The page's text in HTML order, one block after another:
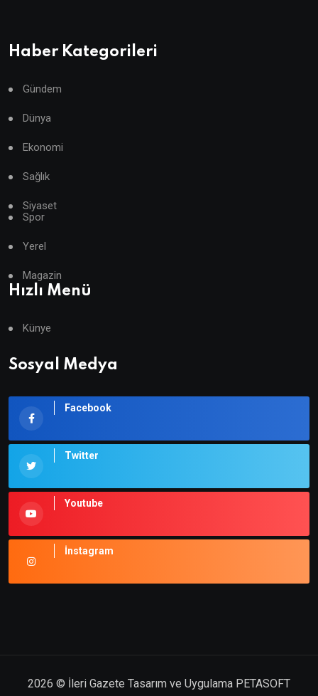
Haber Kategorileri
Gündem
Dünya
Ekonomi
Sağlık
Siyaset
Spor
Yerel
Magazin
Hızlı Menü
Künye
Sosyal Medya
Facebook
Twitter
Youtube
İnstagram
2026 © İleri Gazete Tasarım ve Uygulama PETASOFT